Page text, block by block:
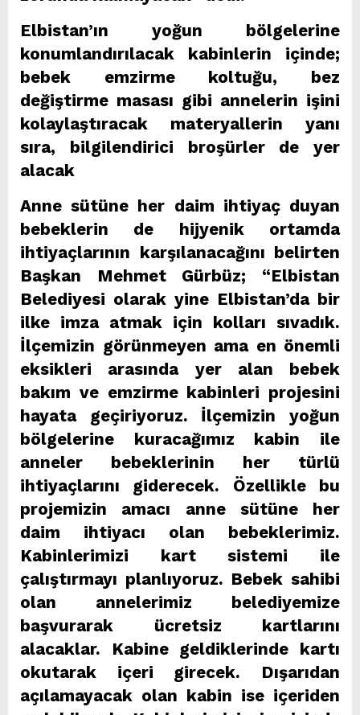
Elbistan’ın yoğun bölgelerine
konumlandırılacak kabinlerin içinde;
bebek emzirme koltuğu, bez
değiştirme masası gibi annelerin işini
kolaylaştıracak materyallerin yanı
sıra, bilgilendirici broşürler de yer
alacak
Anne sütüne her daim ihtiyaç duyan
bebeklerin de hijyenik ortamda
ihtiyaçlarının karşılanacağını belirten
Başkan Mehmet Gürbüz; “Elbistan
Belediyesi olarak yine Elbistan’da bir
ilke imza atmak için kolları sıvadık.
İlçemizin görünmeyen ama en önemli
eksikleri arasında yer alan bebek
bakım ve emzirme kabinleri projesini
hayata geçiriyoruz. İlçemizin yoğun
bölgelerine kuracağımız kabin ile
anneler bebeklerinin her türlü
ihtiyaçlarını giderecek. Özellikle bu
projemizin amacı anne sütüne her
daim ihtiyacı olan bebeklerimiz.
Kabinlerimizi kart sistemi ile
çalıştırmayı planlıyoruz. Bebek sahibi
olan annelerimiz belediyemize
başvurarak ücretsiz kartlarını
alacaklar. Kabine geldiklerinde kartı
okutarak içeri girecek. Dışarıdan
açılamayacak olan kabin ise içeriden